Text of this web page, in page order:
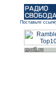
Поставьте